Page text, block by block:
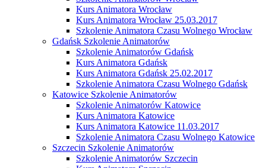
Kurs Animatora Wrocław
Kurs Animatora Wrocław 25.03.2017
Szkolenie Animatora Czasu Wolnego Wrocław
Gdańsk Szkolenie Animatorów
Szkolenie Animatorów Gdańsk
Kurs Animatora Gdańsk
Kurs Animatora Gdańsk 25.02.2017
Szkolenie Animatora Czasu Wolnego Gdańsk
Katowice Szkolenie Animatorów
Szkolenie Animatorów Katowice
Kurs Animatora Katowice
Kurs Animatora Katowice 11.03.2017
Szkolenie Animatora Czasu Wolnego Katowice
Szczecin Szkolenie Animatorów
Szkolenie Animatorów Szczecin